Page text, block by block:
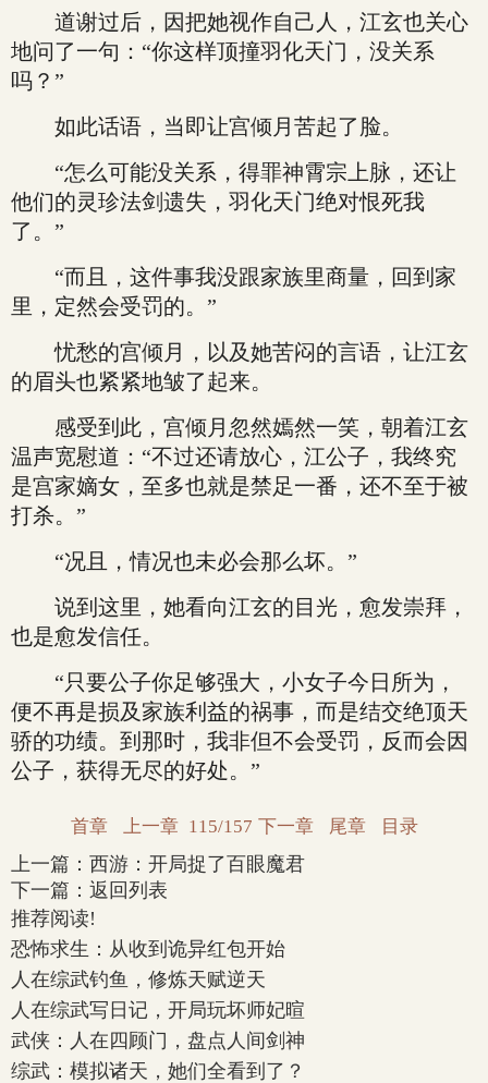
道谢过后，因把她视作自己人，江玄也关心
地问了一句：“你这样顶撞羽化天门，没关系
吗？”
如此话语，当即让宫倾月苦起了脸。
“怎么可能没关系，得罪神霄宗上脉，还让
他们的灵珍法剑遗失，羽化天门绝对恨死我
了。”
“而且，这件事我没跟家族里商量，回到家
里，定然会受罚的。”
忧愁的宫倾月，以及她苦闷的言语，让江玄
的眉头也紧紧地皱了起来。
感受到此，宫倾月忽然嫣然一笑，朝着江玄
温声宽慰道：“不过还请放心，江公子，我终究
是宫家嫡女，至多也就是禁足一番，还不至于被
打杀。”
“况且，情况也未必会那么坏。”
说到这里，她看向江玄的目光，愈发崇拜，
也是愈发信任。
“只要公子你足够强大，小女子今日所为，
便不再是损及家族利益的祸事，而是结交绝顶天
骄的功绩。到那时，我非但不会受罚，反而会因
公子，获得无尽的好处。”
首章 上一章 115/157 下一章 尾章 目录
上一篇： 西游：开局捉了百眼魔君
下一篇： 返回列表
推荐阅读!
恐怖求生：从收到诡异红包开始
人在综武钓鱼，修炼天赋逆天
人在综武写日记，开局玩坏师妃暄
武侠：人在四顾门，盘点人间剑神
综武：模拟诸天，她们全看到了？